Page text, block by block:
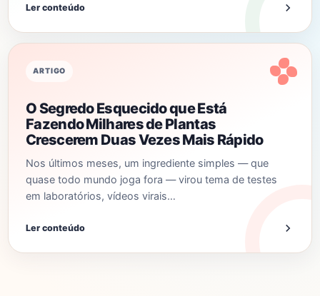
Ler conteúdo
ARTIGO
O Segredo Esquecido que Está
Fazendo Milhares de Plantas
Crescerem Duas Vezes Mais Rápido
Nos últimos meses, um ingrediente simples — que
quase todo mundo joga fora — virou tema de testes
em laboratórios, vídeos virais…
Ler conteúdo